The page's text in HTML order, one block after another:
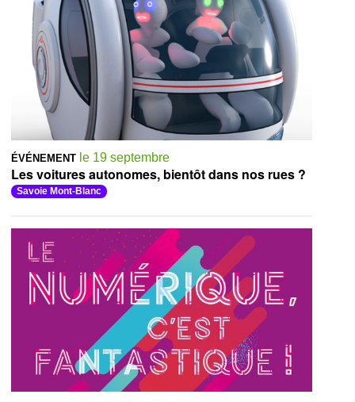
ÉVÉNEMENT le 19 septembre
Les voitures autonomes, bientôt dans nos rues ?
Savoie Mont-Blanc